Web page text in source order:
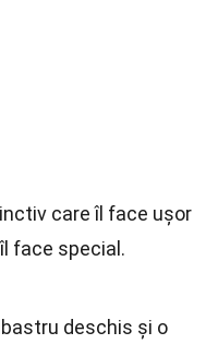
care îl face ușor
face special.
deschis și o